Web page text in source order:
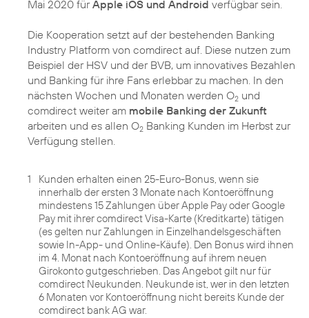
Mai 2020 fürApple iOS und Android verfügbar sein.
Die Kooperation setzt auf der bestehenden Banking
Industry Platform von comdirect auf. Diese nutzen zum
Beispiel der HSV und der BVB, um innovatives Bezahlen
und Banking für ihre Fans erlebbar zu machen. In den
nächsten Wochen und Monaten werden O2 und
comdirect weiter am mobile Banking der Zukunft
arbeiten und es allen O2 Banking Kunden im Herbst zur
Verfügung stellen.
1
Kunden erhalten einen 25-Euro-Bonus, wenn sie
innerhalb der ersten 3 Monate nach Kontoeröffnung
mindestens 15 Zahlungen über Apple Pay oder Google
Pay mit ihrer comdirect Visa-Karte (Kreditkarte) tätigen
(es gelten nur Zahlungen in Einzelhandelsgeschäften
sowie In-App- und Online-Käufe). Den Bonus wird ihnen
im 4. Monat nach Kontoeröffnung auf ihrem neuen
Girokonto gutgeschrieben. Das Angebot gilt nur für
comdirect Neukunden. Neukunde ist, wer in den letzten
6 Monaten vor Kontoeröffnung nicht bereits Kunde der
comdirect bank AG war.